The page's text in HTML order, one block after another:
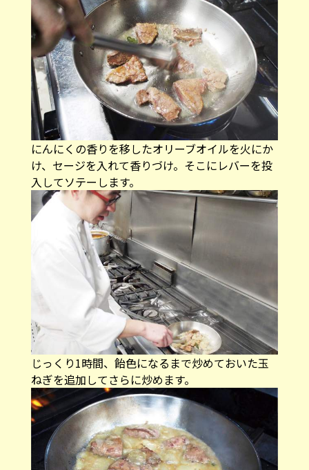
にんにくの香りを移したオリーブオイルを火にか
け、セージを入れて香りづけ。そこにレバーを投
入してソテーします。
じっくり1時間、飴色になるまで炒めておいた玉
ねぎを追加してさらに炒めます。